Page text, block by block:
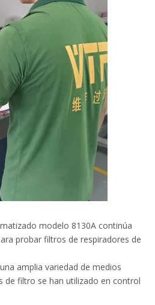
modelo 8130A continúa
probar filtros de respiradores de
amplia variedad de medios
de filtro se han utilizado en control